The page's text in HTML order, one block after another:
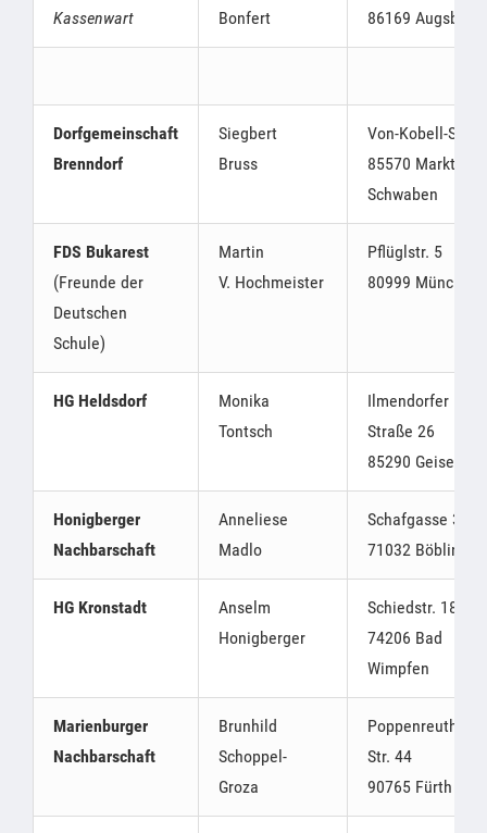
Kassenwart
Bonfert
86169 Augsburg
Dorfgemeinschaft
Brenndorf
Siegbert
Bruss
Von-Kobell-Str. 4
85570 Markt
Schwaben
FDS Bukarest
(Freunde der
Deutschen
Schule)
Martin
V. Hochmeister
Pflüglstr. 5
80999 München
HG Heldsdorf
Monika
Tontsch
Ilmendorfer
Straße 26
85290
Honigberger
Nachbarschaft
Anneliese
Madlo
Schafgasse 3
71032 Böblingen
HG Kronstadt
Anselm
Honigberger
Schiedstr. 18
74206 Bad
Wimpfen
Marienburger
Nachbarschaft
Brunhild
Schoppel-
Groza
Poppenreuther
Str. 44
90765 Fürth